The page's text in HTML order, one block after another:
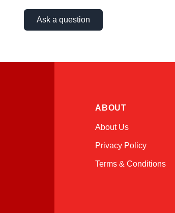
Ask a question
ABOUT
About Us
Privacy Policy
Terms & Conditions